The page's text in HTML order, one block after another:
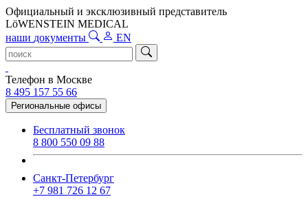
Официальный и эксклюзивный представитель
LöWENSTEIN MEDICAL
наши документы EN
Телефон в Москве
8 495 157 55 66
Региональные офисы
Бесплатный звонок
8 800 550 09 88
Санкт-Петербург
+7 981 726 12 67